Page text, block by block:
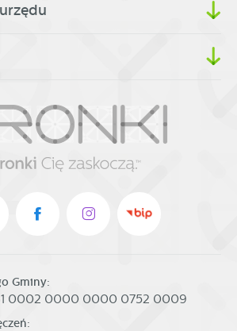
Gminy:
0002 0000 0000 0752 0009